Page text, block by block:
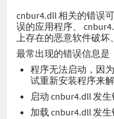
cnbur4.dll 相关的错误
误的应用程序、
上存在的恶意软件破坏
最常出现的错误信息是
程序无法启动，因
试重新安装程序来
启动 cnbur4.dll 发
加载 cnbur4.dll 发